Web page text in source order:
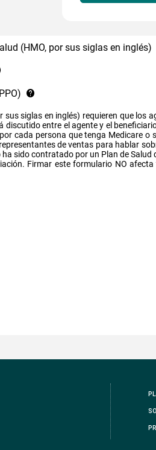
(HMO, por sus siglas en inglés)
sus siglas en inglés) requieren que
discutido entre el agente y el
cada persona que tenga Medicare
de ventas para hablar
sido contratado por un Plan de
Firmar este formulario NO